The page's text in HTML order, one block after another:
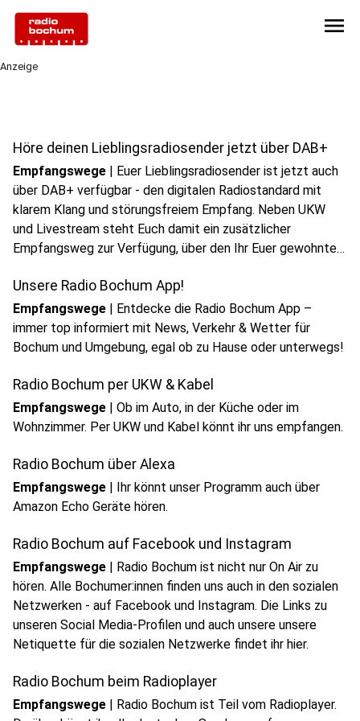
menu
Anzeige
Höre deinen Lieblingsradiosender jetzt über DAB+
Empfangswege | Euer Lieblingsradiosender ist jetzt auch
über DAB+ verfügbar - den digitalen Radiostandard mit
klarem Klang und störungsfreiem Empfang. Neben UKW
und Livestream steht Euch damit ein zusätzlicher
Empfangsweg zur Verfügung, über den Ihr Euer gewohntes
Unsere Radio Bochum App!
Empfangswege | Entdecke die Radio Bochum App –
immer top informiert mit News, Verkehr & Wetter für
Bochum und Umgebung, egal ob zu Hause oder unterwegs!
Radio Bochum per UKW & Kabel
Empfangswege | Ob im Auto, in der Küche oder im
Wohnzimmer. Per UKW und Kabel könnt ihr uns empfangen.
Radio Bochum über Alexa
Empfangswege | Ihr könnt unser Programm auch über
Amazon Echo Geräte hören.
Radio Bochum auf Facebook und Instagram
Empfangswege | Radio Bochum ist nicht nur On Air zu
hören. Alle Bochumer:innen finden uns auch in den sozialen
Netzwerken - auf Facebook und Instagram. Die Links zu
unseren Social Media-Profilen und auch unsere unsere
Netiquette für die sozialen Netzwerke findet ihr hier.
Radio Bochum beim Radioplayer
Empfangswege | Radio Bochum ist Teil vom Radioplayer.